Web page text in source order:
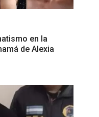
en la
de Alexia